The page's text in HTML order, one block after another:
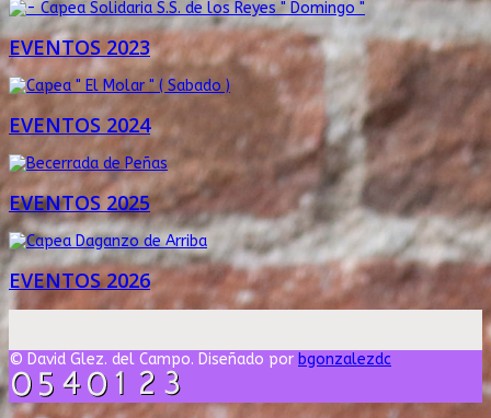
EVENTOS 2023
EVENTOS 2024
EVENTOS 2025
EVENTOS 2026
© David Glez. del Campo. Diseñado por bgonzalezdc